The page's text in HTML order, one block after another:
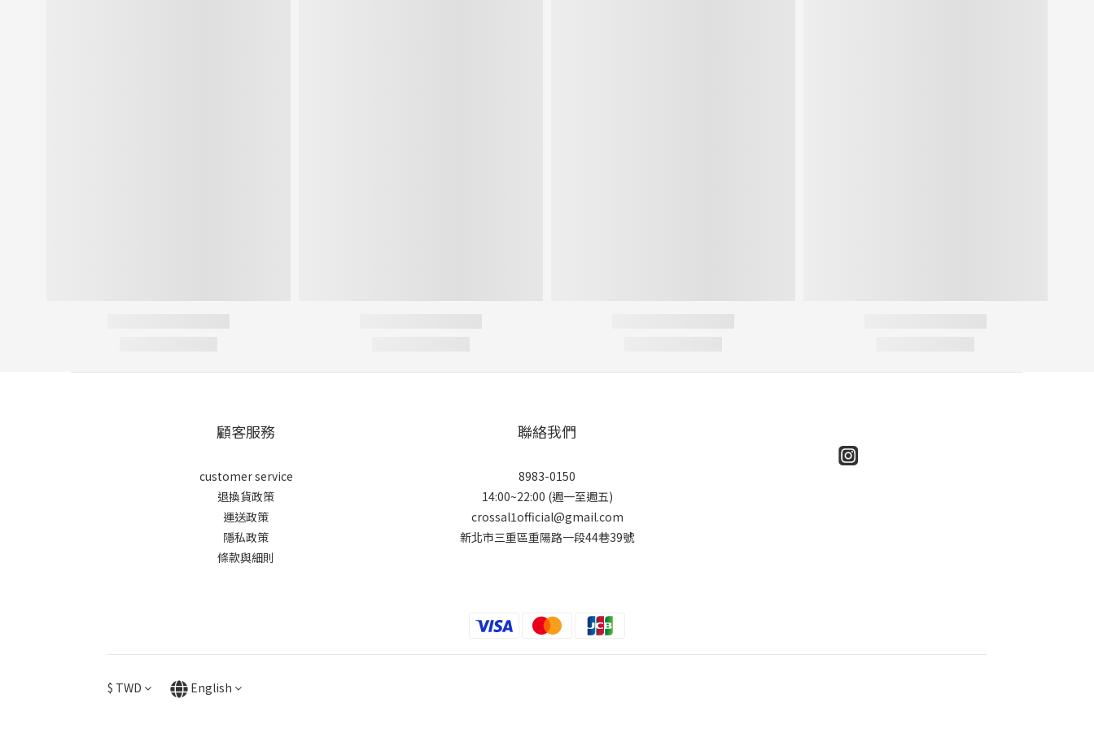
顧客服務
customer service
退換貨政策
運送政策
隱私政策
條款與細則
聯絡我們
8983-0150
14:00~22:00 (週一至週五)
crossal1official@gmail.com
新北市三重區重陽路一段44巷39號
$ TWD English